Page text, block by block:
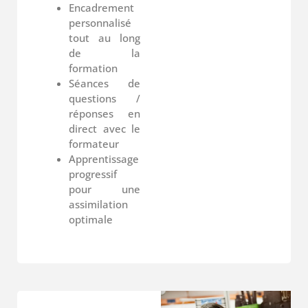
Encadrement
personnalisé
tout au long
de la
formation
Séances de
questions /
réponses en
direct avec le
formateur
Apprentissage
progressif
pour une
assimilation
optimale